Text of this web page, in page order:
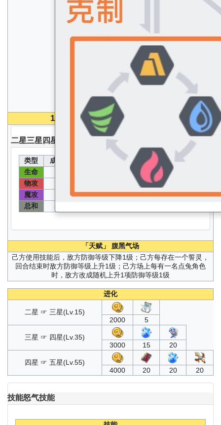
物攻
B
物防
魔攻
魔防
A
100 级 无圣器无核心无能源分配能力值
二星三星 四星
类型 成长值 类型 成长值
能力值
生命
124
物攻
73
魔攻
647 魔防 100
512
总和
587
「天赋」
腹黑气场
己方使用技能后，敌方防御等级下降1级；己方每存在一个誓灵，
回合结束时敌方防御等级上升1级；己方场上每有一名点兔角色
时，敌方改成随机上升1项防御等级1级
进化
二星 ☞ 三星(Lv.15)
2000
5
三星 ☞ 四星(Lv.35)
3000
15 20
四星 ☞ 五星(Lv.55)
4000
20 20 20
技能怒气技能